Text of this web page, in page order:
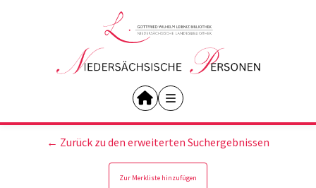
← Zurück zu den erweiterten Suchergebnissen
Zur Merkliste hinzufügen